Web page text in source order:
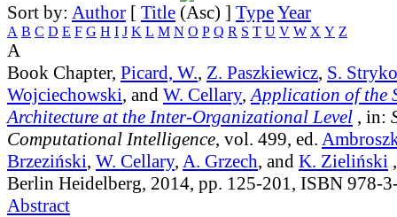
Sort by: Author [ Title ] TypeYear
A B C D E F G H I J K L M N O P Q R S T U V W X Y Z
A
Book Chapter, Picard, W., Z. Paszkiewicz, S.
Wojciechowski, and W. Cellary, Application of the
Architecture at the Inter-Organizational Level , in:
Computational Intelligence, vol. 499, ed.
Brzeziński, W. Cellary, A. Grzech, and K. Zieliński
Berlin Heidelberg, 2014, pp. 125-201, ISBN 978-
Abstract